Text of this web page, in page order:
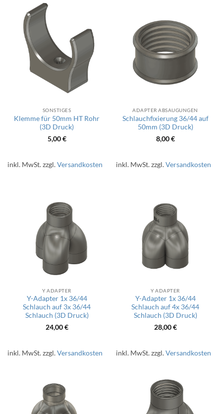
SONSTIGES
Klemme für 50mm HT Rohr
(3D Druck)
5,00€
inkl. MwSt.zzgl.Versandkosten
ADAPTER ABSAUGUNGEN
Schlauchfixierung 36/44 auf
50mm (3D Druck)
8,00€
inkl. MwSt.zzgl.Versandkosten
Y ADAPTER
Y-Adapter 1x 36/44
Schlauch auf 3x 36/44
Schlauch (3D Druck)
24,00€
inkl. MwSt.zzgl.Versandkosten
Y ADAPTER
Y-Adapter 1x 36/44
Schlauch auf 4x 36/44
Schlauch (3D Druck)
28,00€
inkl. MwSt.zzgl.Versandkosten